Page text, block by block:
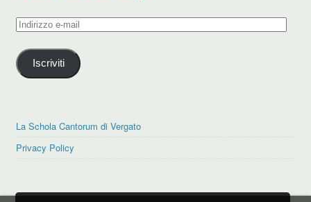
Indirizzo
mail
Iscriviti
La Schola Cantorum di Vergato
Privacy Policy